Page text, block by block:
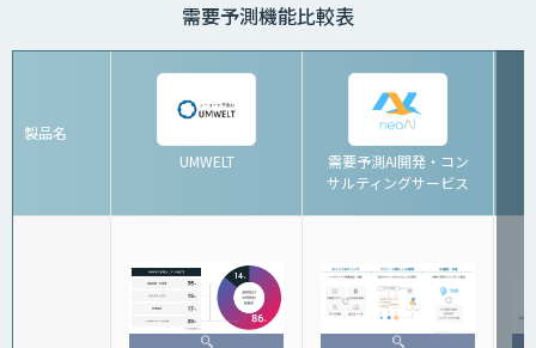
需要予測機能比較表
製品名
UMWELT
需要予測AI開発・コン
サルティングサービス